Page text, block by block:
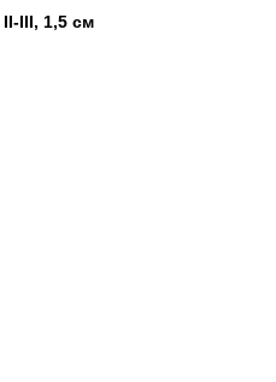
II-III, 1,5 см